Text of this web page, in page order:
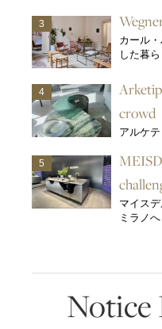
3
カール
した暮
4
crowd
アルケ
5
マイス
ミラノへ
Notice